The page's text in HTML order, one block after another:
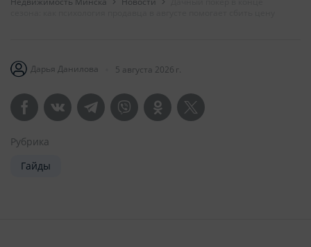
Дарья Данилова 5 августа 2026 г.
Рубрика
Гайды